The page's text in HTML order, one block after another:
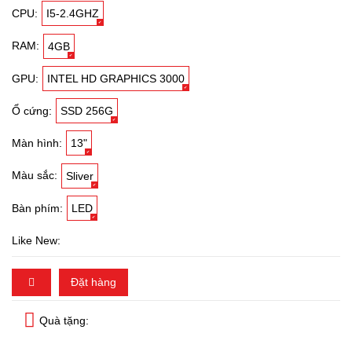
CPU: I5-2.4GHZ
RAM: 4GB
GPU: INTEL HD GRAPHICS 3000
Ổ cứng: SSD 256G
Màn hình: 13"
Màu sắc: Sliver
Bàn phím: LED
Like New:
Đặt hàng
Quà tặng: